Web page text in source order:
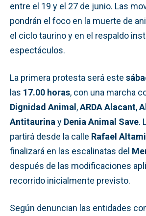
entre el 19 y el 27 de junio. Las
pondrán el foco en la muerte de
el ciclo taurino y en el respaldo
espectáculos.
La primera protesta será este
las 17.00 horas, con una marcha
Dignidad Animal,ARDA Alacant,
Antitaurina y Denia Animal Save.
partirá desde la calle Rafael
finalizará en las escalinatas del
después de las modificaciones
recorrido inicialmente previsto.
Según denuncian las entidades